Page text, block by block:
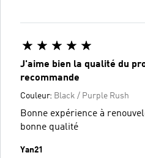
J'aime bien la qualité du
recommande
Couleur: Black / Purple Rush
Bonne expérience à
bonne qualité
Yan21